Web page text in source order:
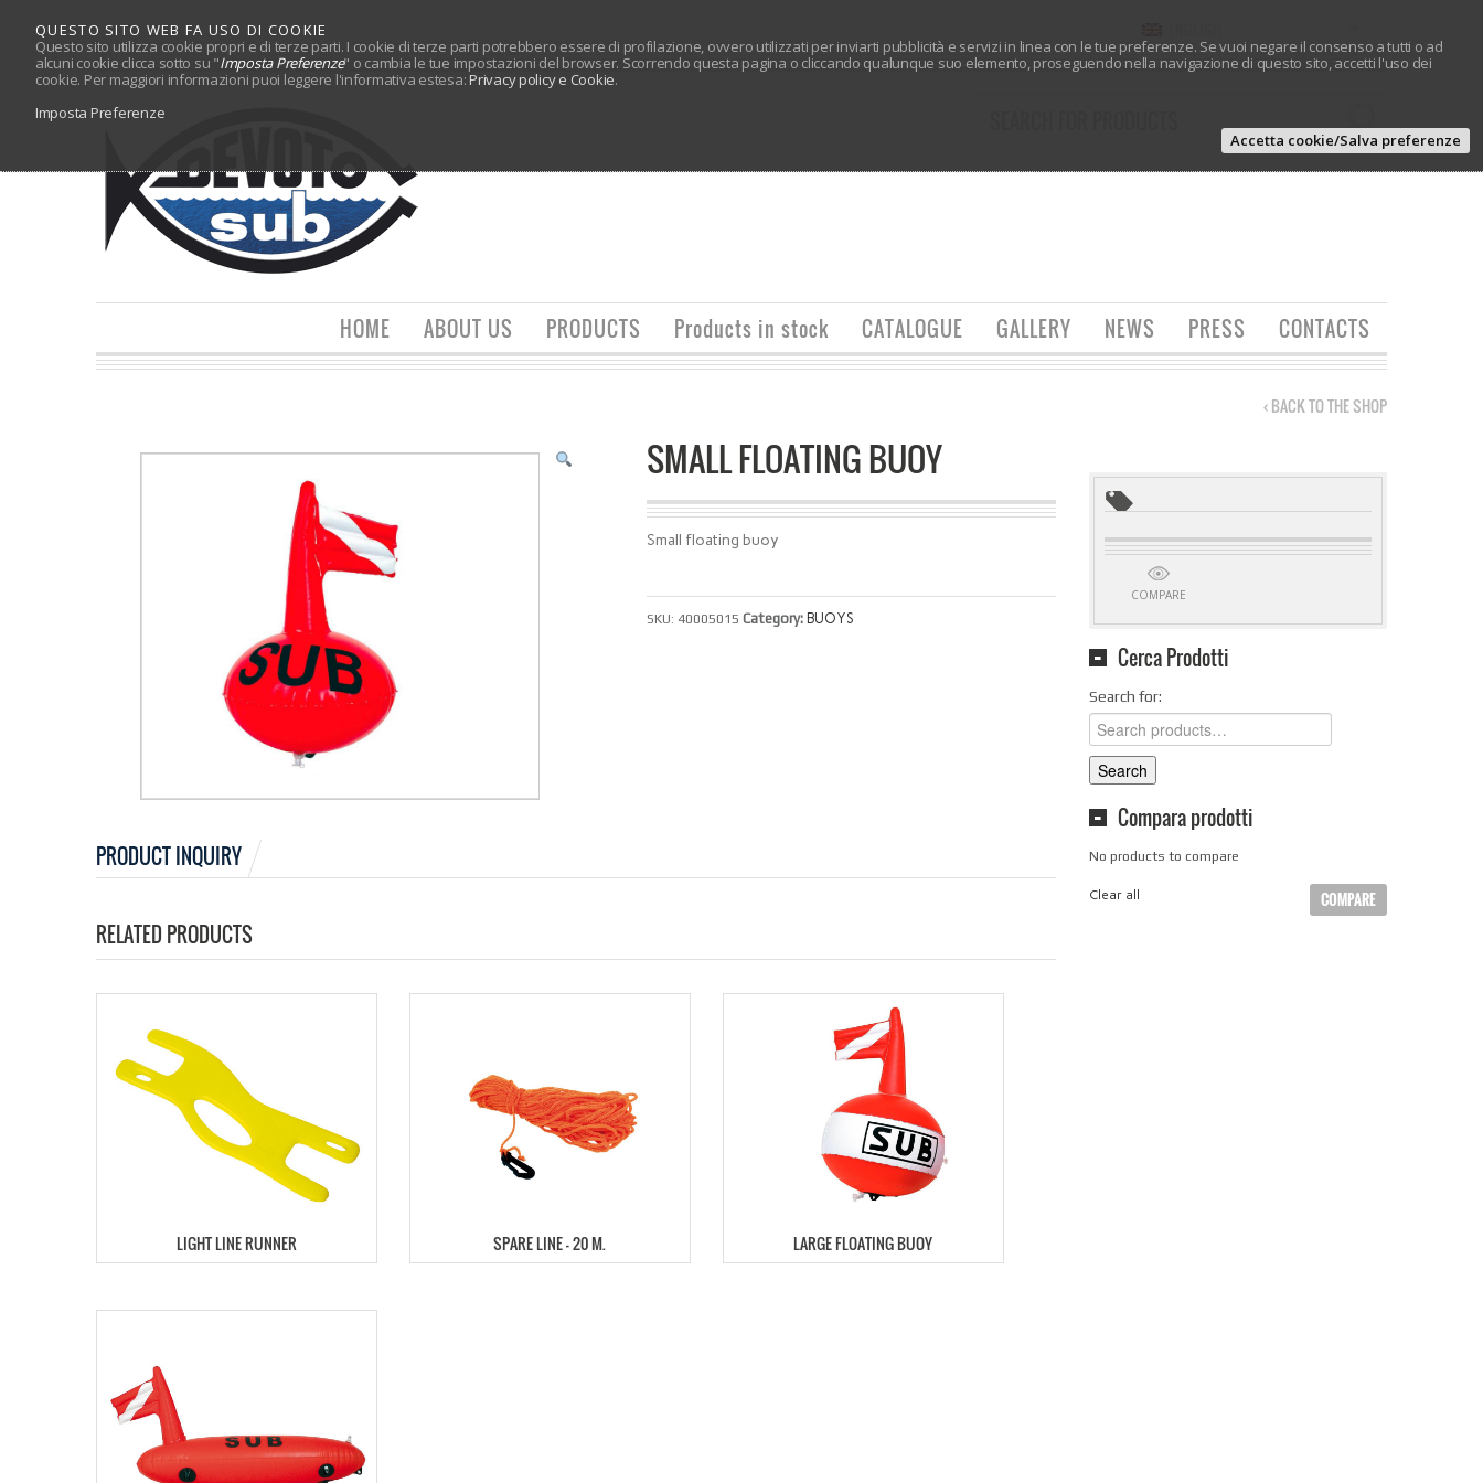
QUESTO SITO WEB FA USO DI COOKIE
Questo sito utilizza cookie propri e di terze parti. I cookie di terze parti potrebbero essere di profilazione, ovvero utilizzati per inviarti pubblicità e servizi in linea con le tue preferenze. Se vuoi negare il consenso a tutti o ad
alcuni cookie clicca sotto su "Imposta Preferenze" o cambia le tue impostazioni del browser. Scorrendo questa pagina o cliccando qualunque suo elemento, proseguendo nella navigazione di questo sito, accetti l'uso dei
cookie. Per maggiori informazioni puoi leggere l'informativa estesa: Privacy policy e Cookie.
Imposta Preferenze
Accetta cookie/Salva preferenze
HOME ABOUT US PRODUCTS Products in stock CATALOGUE GALLERY NEWS PRESS CONTACTS
‹ BACK TO THE SHOP
SMALL FLOATING BUOY
Small floating buoy
SKU: 40005015 Category: BUOYS
PRODUCT INQUIRY
RELATED PRODUCTS
LIGHT LINE RUNNER SPARE LINE – 20 M. LARGE FLOATING BUOY
COMPARE
Cerca Prodotti
Search for:
Search
Compara prodotti
No products to compare
Clear all COMPARE